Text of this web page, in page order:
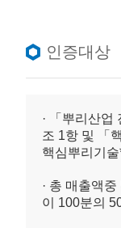
인증대상
· 「뿌리산업
조 1항 및 「
핵심뿌리기
· 총 매출액
이 100분의